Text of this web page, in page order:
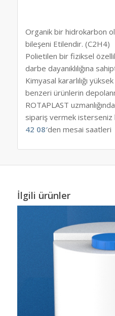
Organik bir hidrokarbon
bileşeni Etilendir. (C2H4)
Polietilen bir fiziksel
darbe dayanıklılığına
Kimyasal kararlılığı
benzeri ürünlerin
ROTAPLAST
sipariş vermek isterseniz
42 08′den mesai saatleri
İlgili ürünler